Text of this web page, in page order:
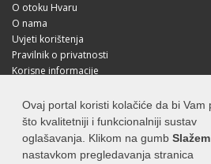
Ovaj portal koristi kolačiće da bi Vam
što kvalitetniji i funkcionalniji sustav
oglašavanja. Klikom na gumb
nastavkom pregledavanja stranica
O otoku Hvaru
O nama
Uvjeti korištenja
Pravilnik o privatnosti
Korisne informacije
Free Mobile App
Visit Croatia